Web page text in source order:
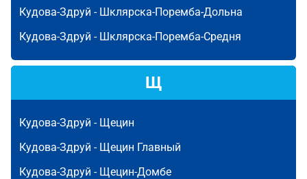
Кудова-Здруй - Шклярска-Поремба-Дольна
Кудова-Здруй - Шклярска-Поремба-Средня
Щ
Кудова-Здруй - Щецин
Кудова-Здруй - Щецин Главный
Кудова-Здруй - Щецин-Домбе